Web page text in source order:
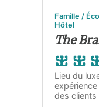
Famille /
Hôtel
The
Lieu du
des clients